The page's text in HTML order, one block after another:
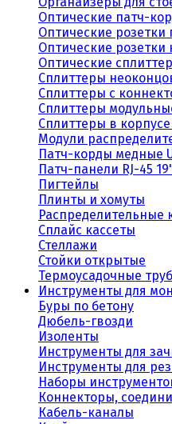
Оптические патч-
Оптические розетки
Оптические розетки
Оптические
Сплиттеры
Сплиттеры с
Сплиттеры
Сплиттеры в корпусе
Модули
Патч-корды медные
Патч-панели RJ-45
Пигтейлы
Плинты и хомуты
Распределительные
Сплайс кассеты
Стеллажи
Стойки открытые
Термоусадочные
Инструменты для
Буры по бетону
Дюбель-гвозди
Изоленты
Инструменты для
Инструменты для
Наборы
Коннекторы,
Кабель-каналы